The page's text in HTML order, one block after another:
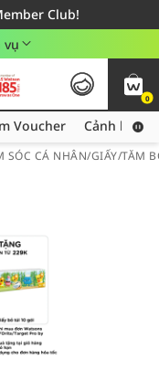
Club!
từ 249,000Đ
vực TP. Hồ Chí Minh
vụ
0
Voucher Cảnh báo
SÓC CÁ NHÂN/GIẤY/TĂM